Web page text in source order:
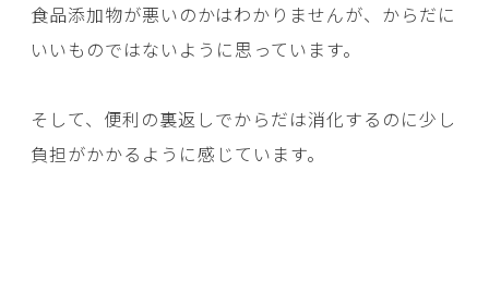
食品添加物が悪いのかはわかりませんが、からだに
いいものではないように思っています。
そして、便利の裏返しでからだは消化するのに少し
負担がかかるように感じています。